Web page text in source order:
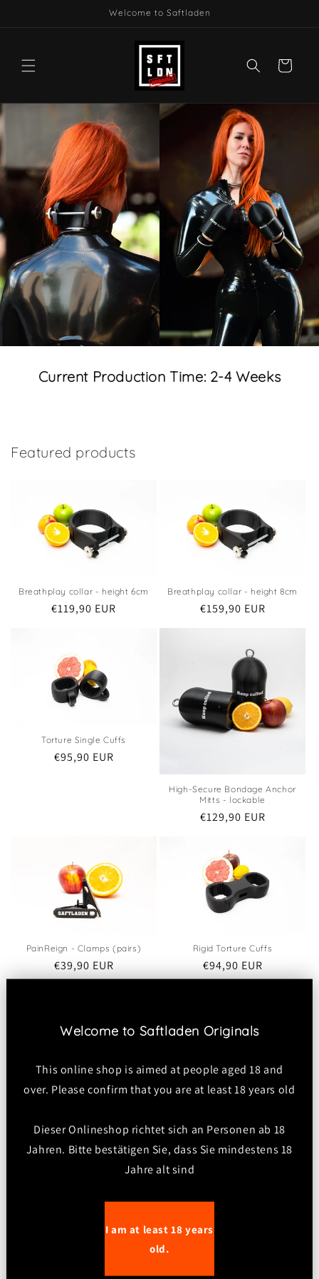
Welcome to Saftladen
Cart
Current Production Time: 2-4 Weeks
Featured products
Breathplay collar - height 6cm
Regular
€119,90 EUR
Breathplay collar - height 8cm
Regular
€159,90 EUR
Torture Single Cuffs
Regular
€95,90 EUR
High-Secure Bondage Anchor
Mitts - lockable
Regular
€129,90 EUR
PainReign - Clamps (pairs)
Regular
price
€39,90 EUR
Rigid Torture Cuffs
Regular
price
€94,90 EUR
Second Chance Collar
price
View all
Welcome to Saftladen Originals
This online shop is aimed at people aged 18 and
over. Please confirm that you are at least 18 years old
Dieser Onlineshop richtet sich an Personen ab 18
Jahren. Bitte bestätigen Sie, dass Sie mindestens 18
Jahre alt sind
I am at least 18 years
old.